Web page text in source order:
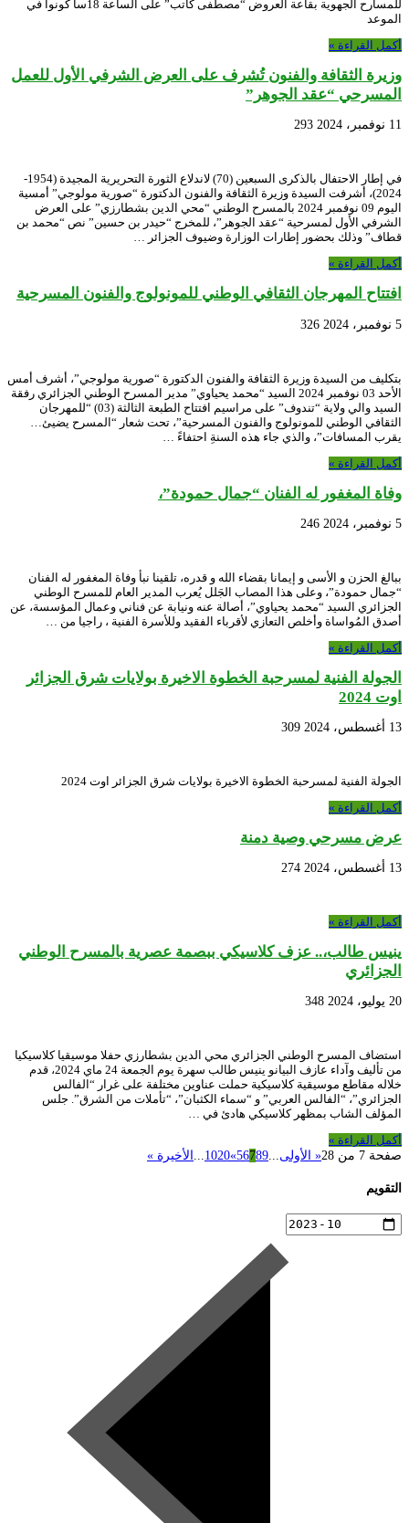
للمسارح الجهوية بقاعة العروض “مصطفى كاتب” على الساعة 18سا كونوا في
الموعد
أكمل القراءة »
وزيرة الثقافة والفنون تُشرف على العرض الشرفي الأول للعمل
المسرحي “عقد الجوهر”
11 نوفمبر، 2024 293
في إطار الاحتفال بالذكرى السبعين (70) لاندلاع الثورة التحريرية المجيدة (1954-
2024)، أشرفت السيدة وزيرة الثقافة والفنون الدكتورة “صورية مولوجي” أمسية
اليوم 09 نوفمبر 2024 بالمسرح الوطني “محي الدين بشطارزي” على العرض
الشرفي الأول لمسرحية “عقد الجوهر”، للمخرج “حيدر بن حسين” نص “محمد بن
قطاف” وذلك بحضور إطارات الوزارة وضيوف الجزائر …
أكمل القراءة »
افتتاح المهرجان الثقافي الوطني للمونولوج والفنون المسرحية
5 نوفمبر، 2024 326
بتكليف من السيدة وزيرة الثقافة والفنون الدكتورة “صورية مولوجي”، أشرف أمس
الأحد 03 نوفمبر 2024 السيد “محمد يحياوي” مدير المسرح الوطني الجزائري رفقة
السيد والي ولاية “تندوف” على مراسيم افتتاح الطبعة الثالثة (03) “للمهرجان
الثقافي الوطني للمونولوج والفنون المسرحية”، تحت شعار “المسرح يضيئ…
يقرب المسافات”، والذي جاء هذه السنةِ احتفاءً …
أكمل القراءة »
وفاة المغفور له الفنان “جمال حمودة”،
5 نوفمبر، 2024 246
ببالغ الحزن و الأسى و إيمانا بقضاء الله و قدره، تلقينا نبأ وفاة المغفور له الفنان
“جمال حمودة”، وعلى هذا المصاب الجَلل يُعرب المدير العام للمسرح الوطني
الجزائري السيد “محمد يحياوي”، أصالة عنه ونيابة عن فناني وعمال المؤسسة، عن
أصدق المُواساة وأخلص التعازي لأقرباء الفقيد وللأسرة الفنية ، راجيا من …
أكمل القراءة »
الجولة الفنية لمسرحبة الخطوة الاخيرة بولايات شرق الجزائر
اوت 2024
13 أغسطس، 2024 309
الجولة الفنية لمسرحبة الخطوة الاخيرة بولايات شرق الجزائر اوت 2024
أكمل القراءة »
عرض مسرحي وصية دمنة
13 أغسطس، 2024 274
أكمل القراءة »
ينيس طالب،.. عزف كلاسيكي ببصمة عصرية بالمسرح الوطني
الجزائري
20 يوليو، 2024 348
استضاف المسرح الوطني الجزائري محي الدين بشطارزي حفلا موسيقيا كلاسيكيا
من تأليف وآداء عازف البيانو ينيس طالب سهرة يوم الجمعة 24 ماي 2024، قدم
خلاله مقاطع موسيقية كلاسيكية حملت عناوين مختلفة على غرار “الفالس
الجزائري”، “الفالس العربي” و “سماء الكثبان”، “تأملات من الشرق”. جلس
المؤلف الشاب بمظهر كلاسيكي هادئ في …
أكمل القراءة »
صفحة 7 من 28
« الأولى...
56789
»
1020
... الأخيرة »
التقويم